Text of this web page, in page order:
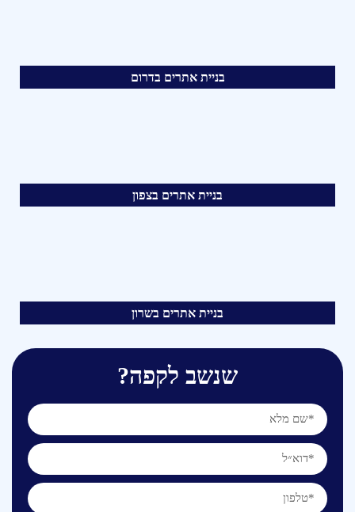
בניית אתרים בדרום
בניית אתרים בצפון
בניית אתרים בשרון
שנשב לקפה?